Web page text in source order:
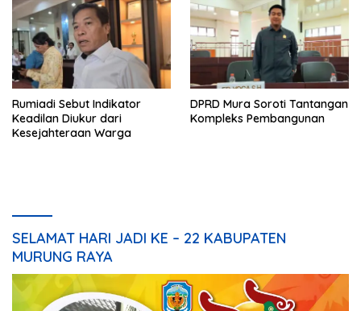
Rumiadi Sebut Indikator
Keadilan Diukur dari
Kesejahteraan Warga
DPRD Mura Soroti Tantangan
Kompleks Pembangunan
SELAMAT HARI JADI KE – 22 KABUPATEN
MURUNG RAYA